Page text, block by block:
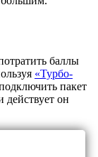
баллы
«Турбо-
пакет
он